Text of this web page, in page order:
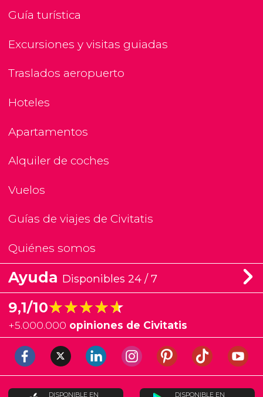
Guía turística
Excursiones y visitas guiadas
Traslados aeropuerto
Hoteles
Apartamentos
Alquiler de coches
Vuelos
Guías de viajes de Civitatis
Quiénes somos
Ayuda Disponibles 24 / 7
9,1/10★★★★★
★★★★★
+5.000.000 opiniones de Civitatis
DISPONIBLE EN DISPONIBLE EN